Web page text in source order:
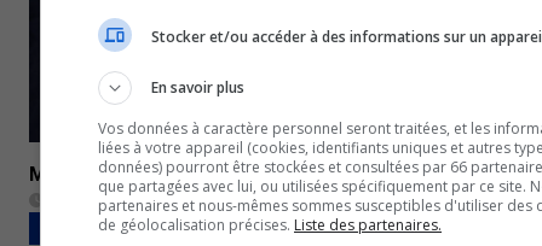
Midi13 – 28 avril 2023
28 avril 2023
BULLETINS COMPLETS
Stocker et/ou accéder à des informations sur un
En savoir plus
Vos données à caractère personnel seront traitées, et les
liées à votre appareil (cookies, identifiants uniques et autres
données) pourront être stockées et consultées par 66
que partagées avec lui, ou utilisées spécifiquement par ce site.
partenaires et nous-mêmes sommes susceptibles d'utiliser des
de géolocalisation précises. Liste des partenaires.